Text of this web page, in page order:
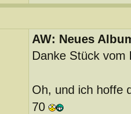
AW: Neues
Danke Stück vom
Oh, und ich hoffe
70